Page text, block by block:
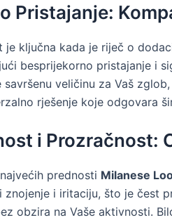
Pristajanje:
je ključna kada je riječ o
besprijekorno pristajanje i
savršenu veličinu za Vaš
rješenje koje odgovara
i Prozračnost:
prednosti Milanese
znojenje i iritaciju, što je čest
obzira na Vaše aktivnosti.